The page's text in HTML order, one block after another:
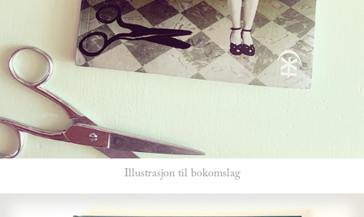
Illustrasjon til bokomslag